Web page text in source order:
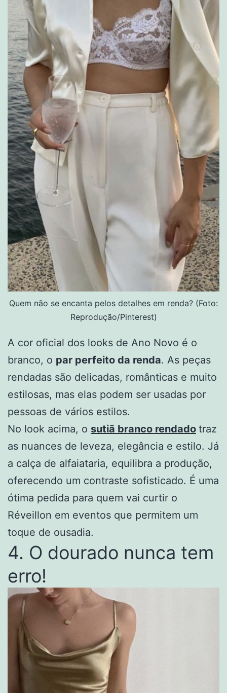
Quem não se encanta pelos detalhes em renda? (Foto:
Reprodução/Pinterest)
A cor oficial dos looks de Ano Novo é o
branco, o par perfeito da renda. As peças
rendadas são delicadas, românticas e muito
estilosas, mas elas podem ser usadas por
pessoas de vários estilos.
No look acima, o sutiã branco rendado traz
as nuances de leveza, elegância e estilo. Já
a calça de alfaiataria, equilibra a produção,
oferecendo um contraste sofisticado. É uma
ótima pedida para quem vai curtir o
Réveillon em eventos que permitem um
toque de ousadia.
4. O dourado nunca tem
erro!